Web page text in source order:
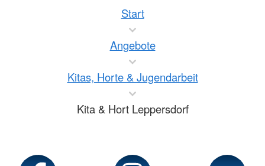
Start
Angebote
Kitas, Horte & Jugendarbeit
Kita & Hort Leppersdorf